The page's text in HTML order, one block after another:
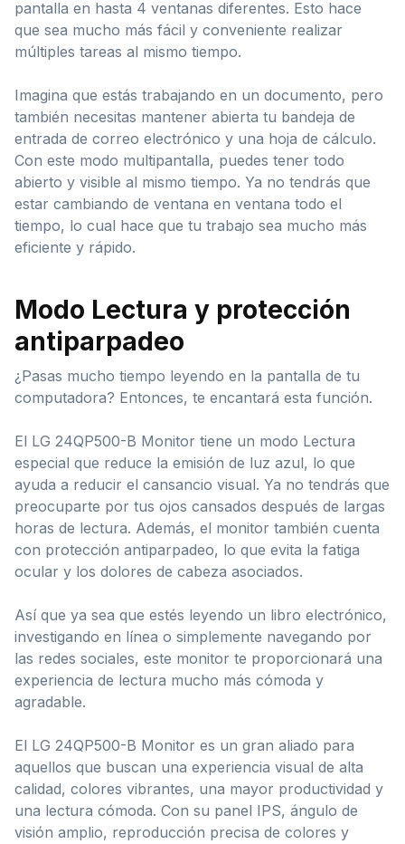
pantalla en hasta 4 ventanas diferentes. Esto hace
que sea mucho más fácil y conveniente realizar
múltiples tareas al mismo tiempo.
Imagina que estás trabajando en un documento, pero
también necesitas mantener abierta tu bandeja de
entrada de correo electrónico y una hoja de cálculo.
Con este modo multipantalla, puedes tener todo
abierto y visible al mismo tiempo. Ya no tendrás que
estar cambiando de ventana en ventana todo el
tiempo, lo cual hace que tu trabajo sea mucho más
eficiente y rápido.
Modo Lectura y protección
antiparpadeo
¿Pasas mucho tiempo leyendo en la pantalla de tu
computadora? Entonces, te encantará esta función.
El LG 24QP500-B Monitor tiene un modo Lectura
especial que reduce la emisión de luz azul, lo que
ayuda a reducir el cansancio visual. Ya no tendrás que
preocuparte por tus ojos cansados después de largas
horas de lectura. Además, el monitor también cuenta
con protección antiparpadeo, lo que evita la fatiga
ocular y los dolores de cabeza asociados.
Así que ya sea que estés leyendo un libro electrónico,
investigando en línea o simplemente navegando por
las redes sociales, este monitor te proporcionará una
experiencia de lectura mucho más cómoda y
agradable.
El LG 24QP500-B Monitor es un gran aliado para
aquellos que buscan una experiencia visual de alta
calidad, colores vibrantes, una mayor productividad y
una lectura cómoda. Con su panel IPS, ángulo de
visión amplio, reproducción precisa de colores y